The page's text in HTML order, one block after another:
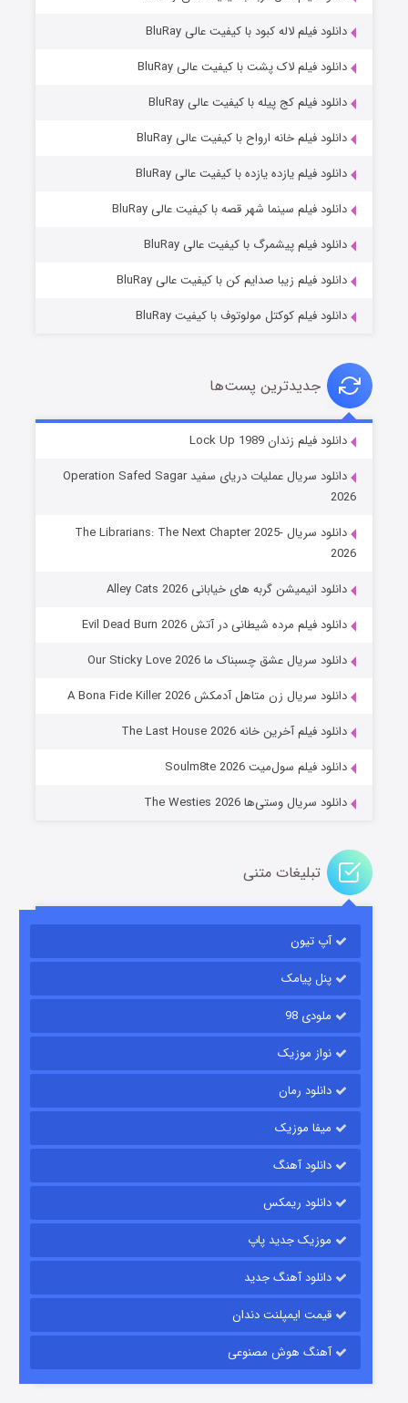
شوهر
عملیات آپارتمان
قسمت۲ (زیرنویس) منتشر شد
مردگان متحرک: شهر مرده ۳
قسمت
شوگر فصل ۲
دانلود فیلم لاله کبود با کیفیت عالی BluRay
دانلود فیلم لاک پشت با کیفیت عالی BluRay
دانلود فیلم کج‌ پیله با کیفیت عالی BluRay
دانلود فیلم خانه ارواح با کیفیت عالی BluRay
دانلود فیلم یازده یازده با کیفیت عالی BluRay
دانلود فیلم سینما شهر قصه با کیفیت عالی BluRay
دانلود فیلم پیشمرگ با کیفیت عالی BluRay
دانلود فیلم زیبا صدایم کن با کیفیت عالی BluRay
دانلود فیلم کوکتل مولوتوف با کیفیت BluRay
جدیدترین پست‌ها
دانلود فیلم زندان Lock Up 1989
دانلود سریال عملیات دریای سفید Operation Safed Sagar
2026
دانلود سریال The Librarians: The Next Chapter 2025-
2026
دانلود انیمیشن گربه های خیابانی Alley Cats 2026
دانلود فیلم مرده شیطانی در آتش Evil Dead Burn 2026
دانلود سریال عشق چسبناک ما Our Sticky Love 2026
دانلود سریال زن متاهل آدمکش A Bona Fide Killer 2026
دانلود فیلم آخرین خانه The Last House 2026
دانلود فیلم سول‌میت Soulm8te 2026
دانلود سریال وستی‌ها The Westies 2026
تبلیغات متنی
آپ تیون
پنل پیامک
ملودی 98
نواز موزیک
دانلود رمان
میفا موزیک
دانلود آهنگ
دانلود ریمکس
موزیک جدید پاپ
دانلود آهنگ جدید
قیمت ایمپلنت دندان
آهنگ هوش مصنوعی